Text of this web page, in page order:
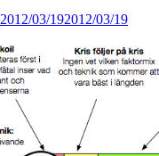
2012/03/192012/03/19